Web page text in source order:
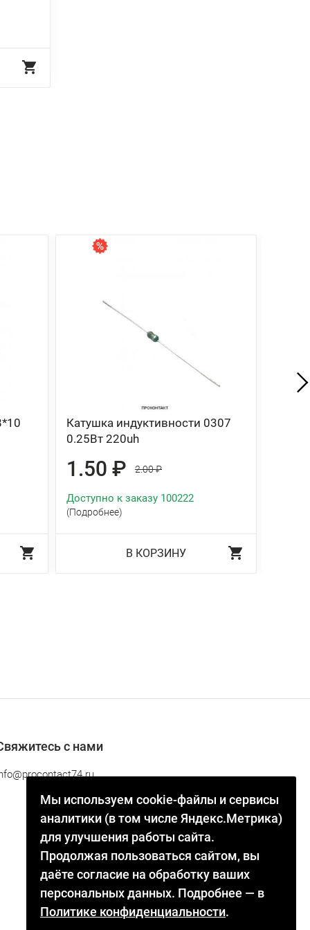
Катушка индуктивности 0307
0.25Вт 220uh
1.50 ₽ 2.00 ₽
Доступно к заказу 100222
(Подробнее)
В КОРЗИНУ
Мы используем cookie-файлы и сервисы
аналитики (в том числе Яндекс.Метрика)
для улучшения работы сайта.
Продолжая пользоваться сайтом, вы
даёте согласие на обработку ваших
персональных данных. Подробнее — в
Политике конфиденциальности.
с нами